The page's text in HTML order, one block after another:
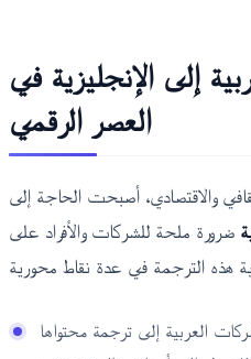
إلى الإنجليزية في
العصر الرقمي
والاقتصادي، أصبحت الحاجة إلى
ضرورة ملحة للشركات والأفراد على
العربية إلى ترجمة محتواها